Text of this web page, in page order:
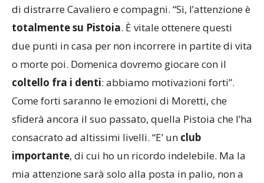
di distrarre Cavaliero e compagni. “Sì, l’attenzione è
totalmente su Pistoia. È vitale ottenere questi
due punti in casa per non incorrere in partite di vita
o morte poi. Domenica dovremo giocare con il
coltello fra i denti: abbiamo motivazioni forti”.
Come forti saranno le emozioni di Moretti, che
sfiderà ancora il suo passato, quella Pistoia che l’ha
consacrato ad altissimi livelli. “E’ un club
importante, di cui ho un ricordo indelebile. Ma la
mia attenzione sarà solo alla posta in palio, non a